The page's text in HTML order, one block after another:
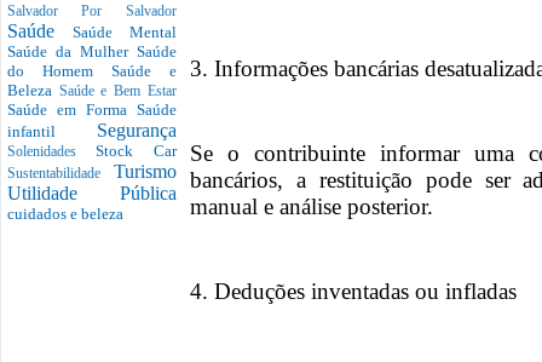
Salvador Por Salvador
Saúde Saúde Mental
Saúde da Mulher Saúde
do Homem Saúde e
Beleza Saúde e Bem Estar
Saúde em Forma Saúde
infantil Segurança
SolenidadesStock Car
Sustentabilidade Turismo
Utilidade Pública
cuidados e beleza
3. Informações bancárias
Se o contribuinte informar uma
bancários, a restituição pode ser
manual e análise posterior.
4. Deduções inventadas ou infladas